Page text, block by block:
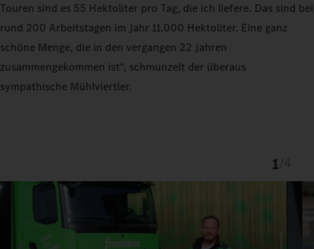
Touren sind es 55 Hektoliter pro Tag, die ich liefere. Das sind bei
rund 200 Arbeitstagen im Jahr 11.000 Hektoliter. Eine ganz
schöne Menge, die in den vergangen 22 Jahren
zusammengekommen ist“, schmunzelt der überaus
sympathische Mühlviertler.
1